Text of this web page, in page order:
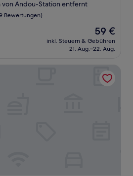
von Andou-Station entfernt
Bewertungen)
Der
Preis
beträgt
59 €
inkl. Steuern & Gebühren
21. Aug.–22. Aug.